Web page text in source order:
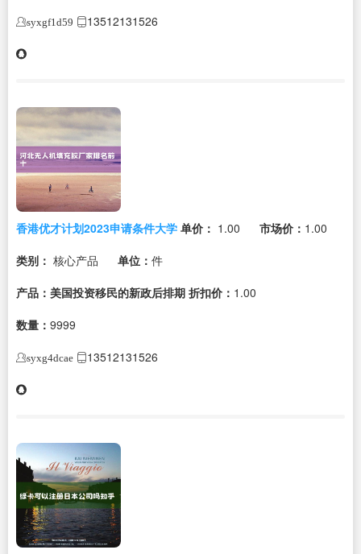
syxgf1d59 13512131526
香港优才计划2023申请条件大学 单价： 1.00 市场价： 1.00
类别： 核心产品 单位： 件
产品：美国投资移民的新政后排期 折扣价： 1.00
数量： 9999
syxg4dcae 13512131526